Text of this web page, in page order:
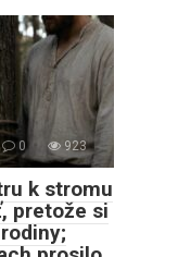
0 923
k stromu
pretože si